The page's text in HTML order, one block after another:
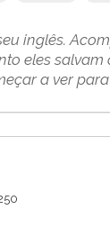
inglês.
eles
a ver